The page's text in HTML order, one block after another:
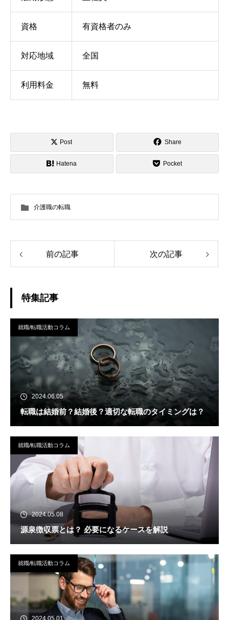
資格 有資格者のみ
対応地域 全国
利用料金 無料
Post Share
Hatena Pocket
介護職の転職
前の記事 次の記事
特集記事
就職/転職活動コラム
2024.06.05
転職は結婚前？結婚後？適切な転職のタイミングは？
就職/転職活動コラム
2024.05.08
源泉徴収票とは？ 必要になるケースを解説
就職/転職活動コラム